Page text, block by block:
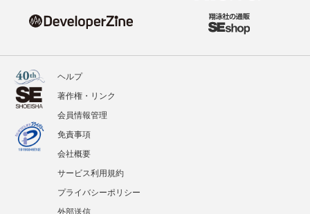
ヘルプ
著作権・リンク
会員情報管理
免責事項
会社概要
サービス利用規約
プライバシーポリシー
外部送信